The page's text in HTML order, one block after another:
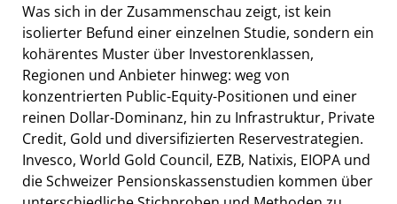
Was sich in der Zusammenschau zeigt, ist kein
isolierter Befund einer einzelnen Studie, sondern ein
kohärentes Muster über Investorenklassen,
Regionen und Anbieter hinweg: weg von
konzentrierten Public-Equity-Positionen und einer
reinen Dollar-Dominanz, hin zu Infrastruktur, Private
Credit, Gold und diversifizierten Reservestrategien.
Invesco, World Gold Council, EZB, Natixis, EIOPA und
die Schweizer Pensionskassenstudien kommen über